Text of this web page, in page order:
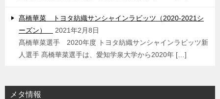
髙橋華菜 トヨタ紡織サンシャインラビッツ（2020-2021シ
ーズン）
2021年2月8日
髙橋華菜選手 2020年度 トヨタ紡織サンシャインラビッツ新
人選手 髙橋華菜選手は、愛知学泉大学から2020年 […]
メタ情報